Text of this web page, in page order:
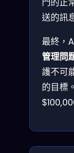
送的訊
最終，
管理問
護不可
的目標